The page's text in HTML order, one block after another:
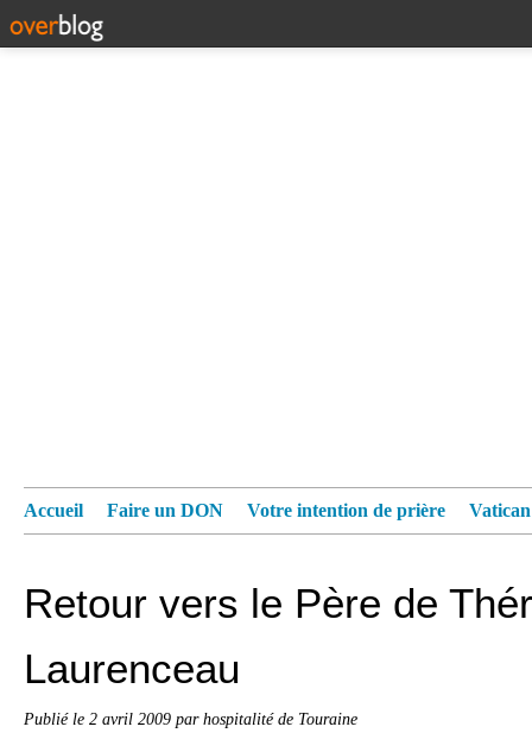
Accueil Faire un DON Votre intention de prière
Retour vers le Père de
Laurenceau
Publié le 2 avril 2009 par hospitalité de Touraine